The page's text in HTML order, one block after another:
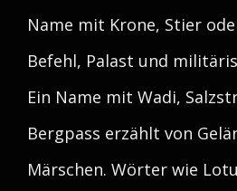
Name mit Krone, Stier
Befehl, Palast und
Ein Name mit Wadi,
Bergpass erzählt von
Märschen. Wörter wie